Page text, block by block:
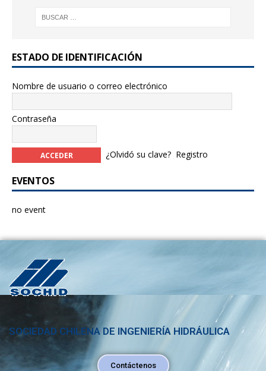
ESTADO DE IDENTIFICACIÓN
Nombre de usuario o correo electrónico
Contraseña
¿Olvidó su clave? Registro
EVENTOS
no event
SOCIEDAD CHILENA DE INGENIERÍA HIDRÁULICA
Contáctenos